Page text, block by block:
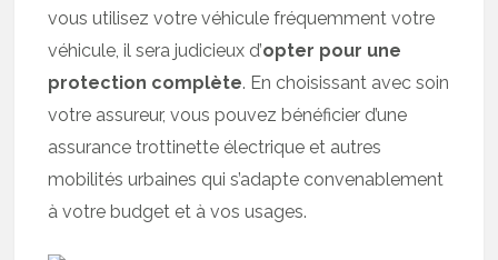
vous utilisez votre véhicule fréquemment votre
véhicule, il sera judicieux d’opter pour une
protection complète. En choisissant avec soin
votre assureur, vous pouvez bénéficier d’une
assurance trottinette électrique et autres
mobilités urbaines qui s’adapte convenablement
à votre budget et à vos usages.